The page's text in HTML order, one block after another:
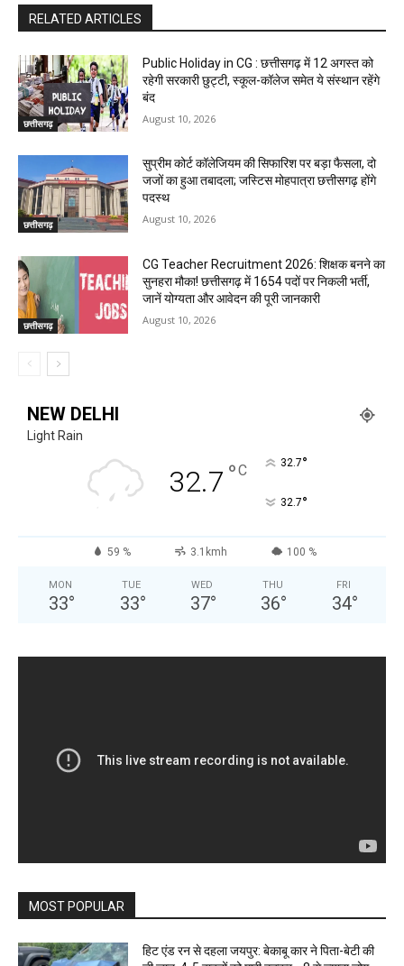
RELATED ARTICLES
छत्तीसगढ़
Public Holiday in CG : छत्तीसगढ़ में 12 अगस्त को
रहेगी सरकारी छुट्टी, स्कूल-कॉलेज समेत ये संस्थान रहेंगे
बंद
August 10, 2026
छत्तीसगढ़
सुप्रीम कोर्ट कॉलेजियम की सिफारिश पर बड़ा फैसला, दो
जजों का हुआ तबादला; जस्टिस मोहपात्रा छत्तीसगढ़ होंगे
पदस्थ
August 10, 2026
छत्तीसगढ़
CG Teacher Recruitment 2026: शिक्षक बनने का
सुनहरा मौका! छत्तीसगढ़ में 1654 पदों पर निकली भर्ती,
जानें योग्यता और आवेदन की पूरी जानकारी
August 10, 2026
NEW DELHI
Light Rain
32.7 °C 32.7°
32.7°
59 % 3.1kmh 100 %
MON
33°
TUE
33°
WED
37°
THU
36°
FRI
34°
MOST POPULAR
हिट एंड रन से दहला जयपुर: बेकाबू कार ने पिता-बेटी की